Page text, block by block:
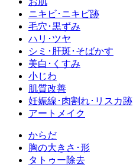
ニキビ･ニキビ跡
毛穴･黒ずみ
ハリ･ツヤ
シミ･肝斑･そばかす
美白･くすみ
小じわ
肌質改善
妊娠線･肉割れ･リスカ跡
アートメイク
からだ
胸の大きさ･形
タトゥー除去